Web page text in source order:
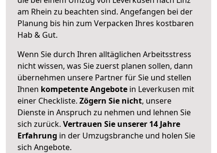
am Rhein zu beachten sind. Angefangen bei der
Planung bis hin zum Verpacken Ihres kostbaren
Hab & Gut.
Wenn Sie durch Ihren alltäglichen Arbeitsstress
nicht wissen, was Sie zuerst planen sollen, dann
übernehmen unsere Partner für Sie und stellen
Ihnen kompetente Angebote in Leverkusen mit
einer Checkliste. Zögern Sie nicht, unsere
Dienste in Anspruch zu nehmen und lehnen Sie
sich zurück. Vertrauen Sie unserer 14 Jahre
Erfahrung in der Umzugsbranche und holen Sie
sich Angebote.